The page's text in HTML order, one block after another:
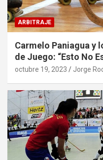
ARBITRAJE
Carmelo Paniagua y
de Juego: “Esto No
octubre 19, 2023 Jorge